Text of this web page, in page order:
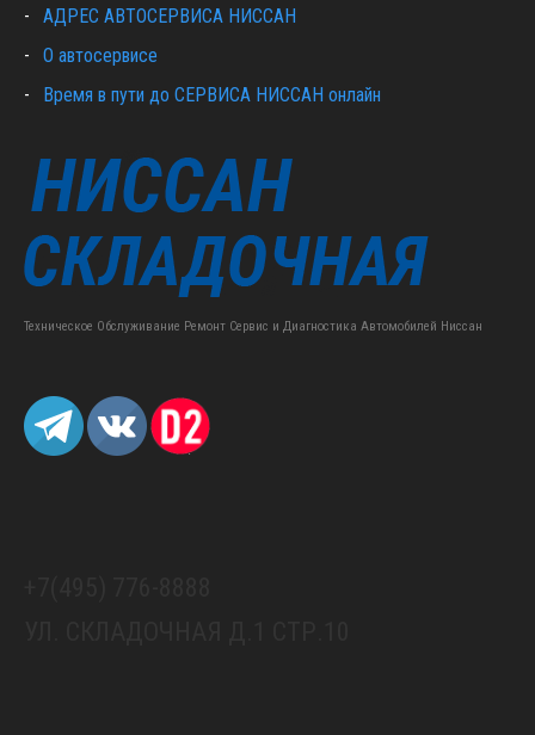
АДРЕС АВТОСЕРВИСА НИССАН
О автосервисе
Время в пути до СЕРВИСА НИССАН онлайн
Техническое Обслуживание Ремонт Сервис и Диагностика Автомобилей Ниссан